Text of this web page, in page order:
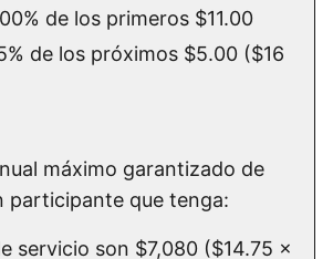
de los primeros $11.00
de los próximos $5.00 ($16
máximo garantizado de
participante que tenga:
servicio son $7,080 ($14.75 x